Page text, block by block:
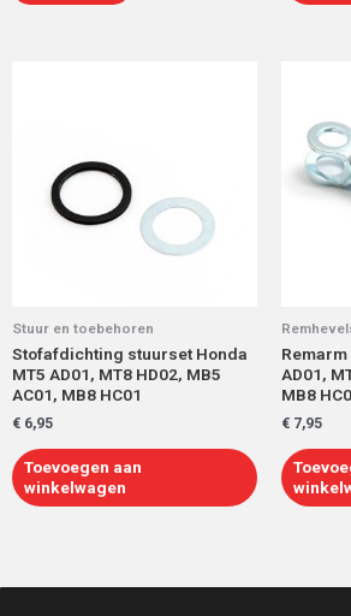
Stuur en toebehoren
Stofafdichting stuurset Honda
MT5 AD01, MT8 HD02, MB5
AC01, MB8 HC01
€ 6,95
Toevoegen aan
winkelwagen
AD01,
MB8
€ 7,95